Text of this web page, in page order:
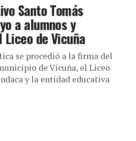
Santo Tomás
a alumnos y
de Vicuña
se procedió a la firma del
de Vicuña, el Liceo
y la entidad educativa